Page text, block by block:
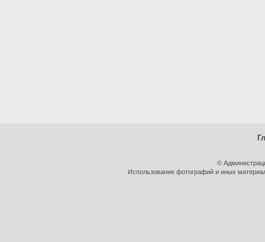
©
Использование фотографий и иных